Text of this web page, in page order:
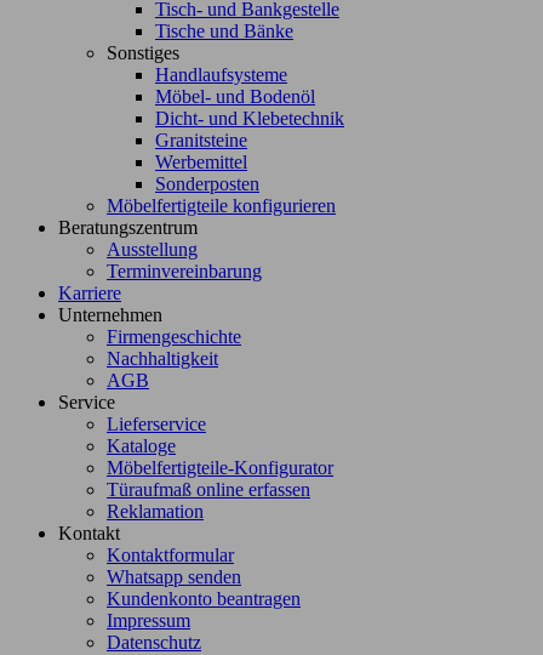
Tisch- und Bankgestelle
Tische und Bänke
Sonstiges
Handlaufsysteme
Möbel- und Bodenöl
Dicht- und Klebetechnik
Granitsteine
Werbemittel
Sonderposten
Möbelfertigteile konfigurieren
Beratungszentrum
Ausstellung
Terminvereinbarung
Karriere
Unternehmen
Firmengeschichte
Nachhaltigkeit
AGB
Service
Lieferservice
Kataloge
Möbelfertigteile-Konfigurator
Türaufmaß online erfassen
Reklamation
Kontakt
Kontaktformular
Whatsapp senden
Kundenkonto beantragen
Impressum
Datenschutz